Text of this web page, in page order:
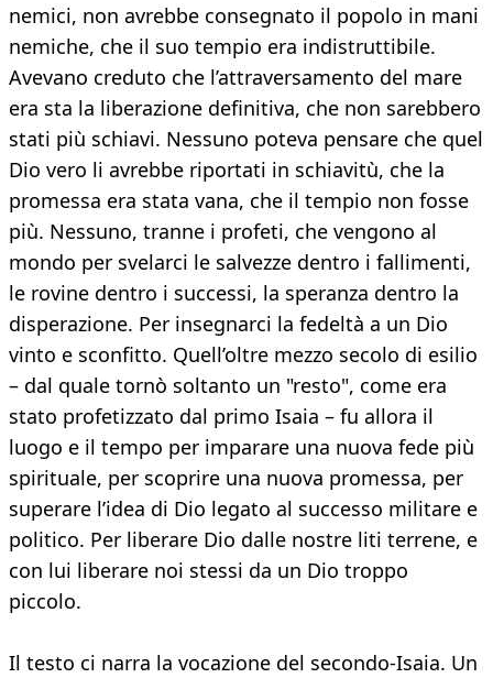
nemici, non avrebbe consegnato il popolo in mani
nemiche, che il suo tempio era indistruttibile.
Avevano creduto che l’attraversamento del mare
era sta la liberazione definitiva, che non sarebbero
stati più schiavi. Nessuno poteva pensare che quel
Dio vero li avrebbe riportati in schiavitù, che la
promessa era stata vana, che il tempio non fosse
più. Nessuno, tranne i profeti, che vengono al
mondo per svelarci le salvezze dentro i fallimenti,
le rovine dentro i successi, la speranza dentro la
disperazione. Per insegnarci la fedeltà a un Dio
vinto e sconfitto. Quell’oltre mezzo secolo di esilio
– dal quale tornò soltanto un "resto", come era
stato profetizzato dal primo Isaia – fu allora il
luogo e il tempo per imparare una nuova fede più
spirituale, per scoprire una nuova promessa, per
superare l’idea di Dio legato al successo militare e
politico. Per liberare Dio dalle nostre liti terrene, e
con lui liberare noi stessi da un Dio troppo
piccolo.
Il testo ci narra la vocazione del secondo-Isaia. Un